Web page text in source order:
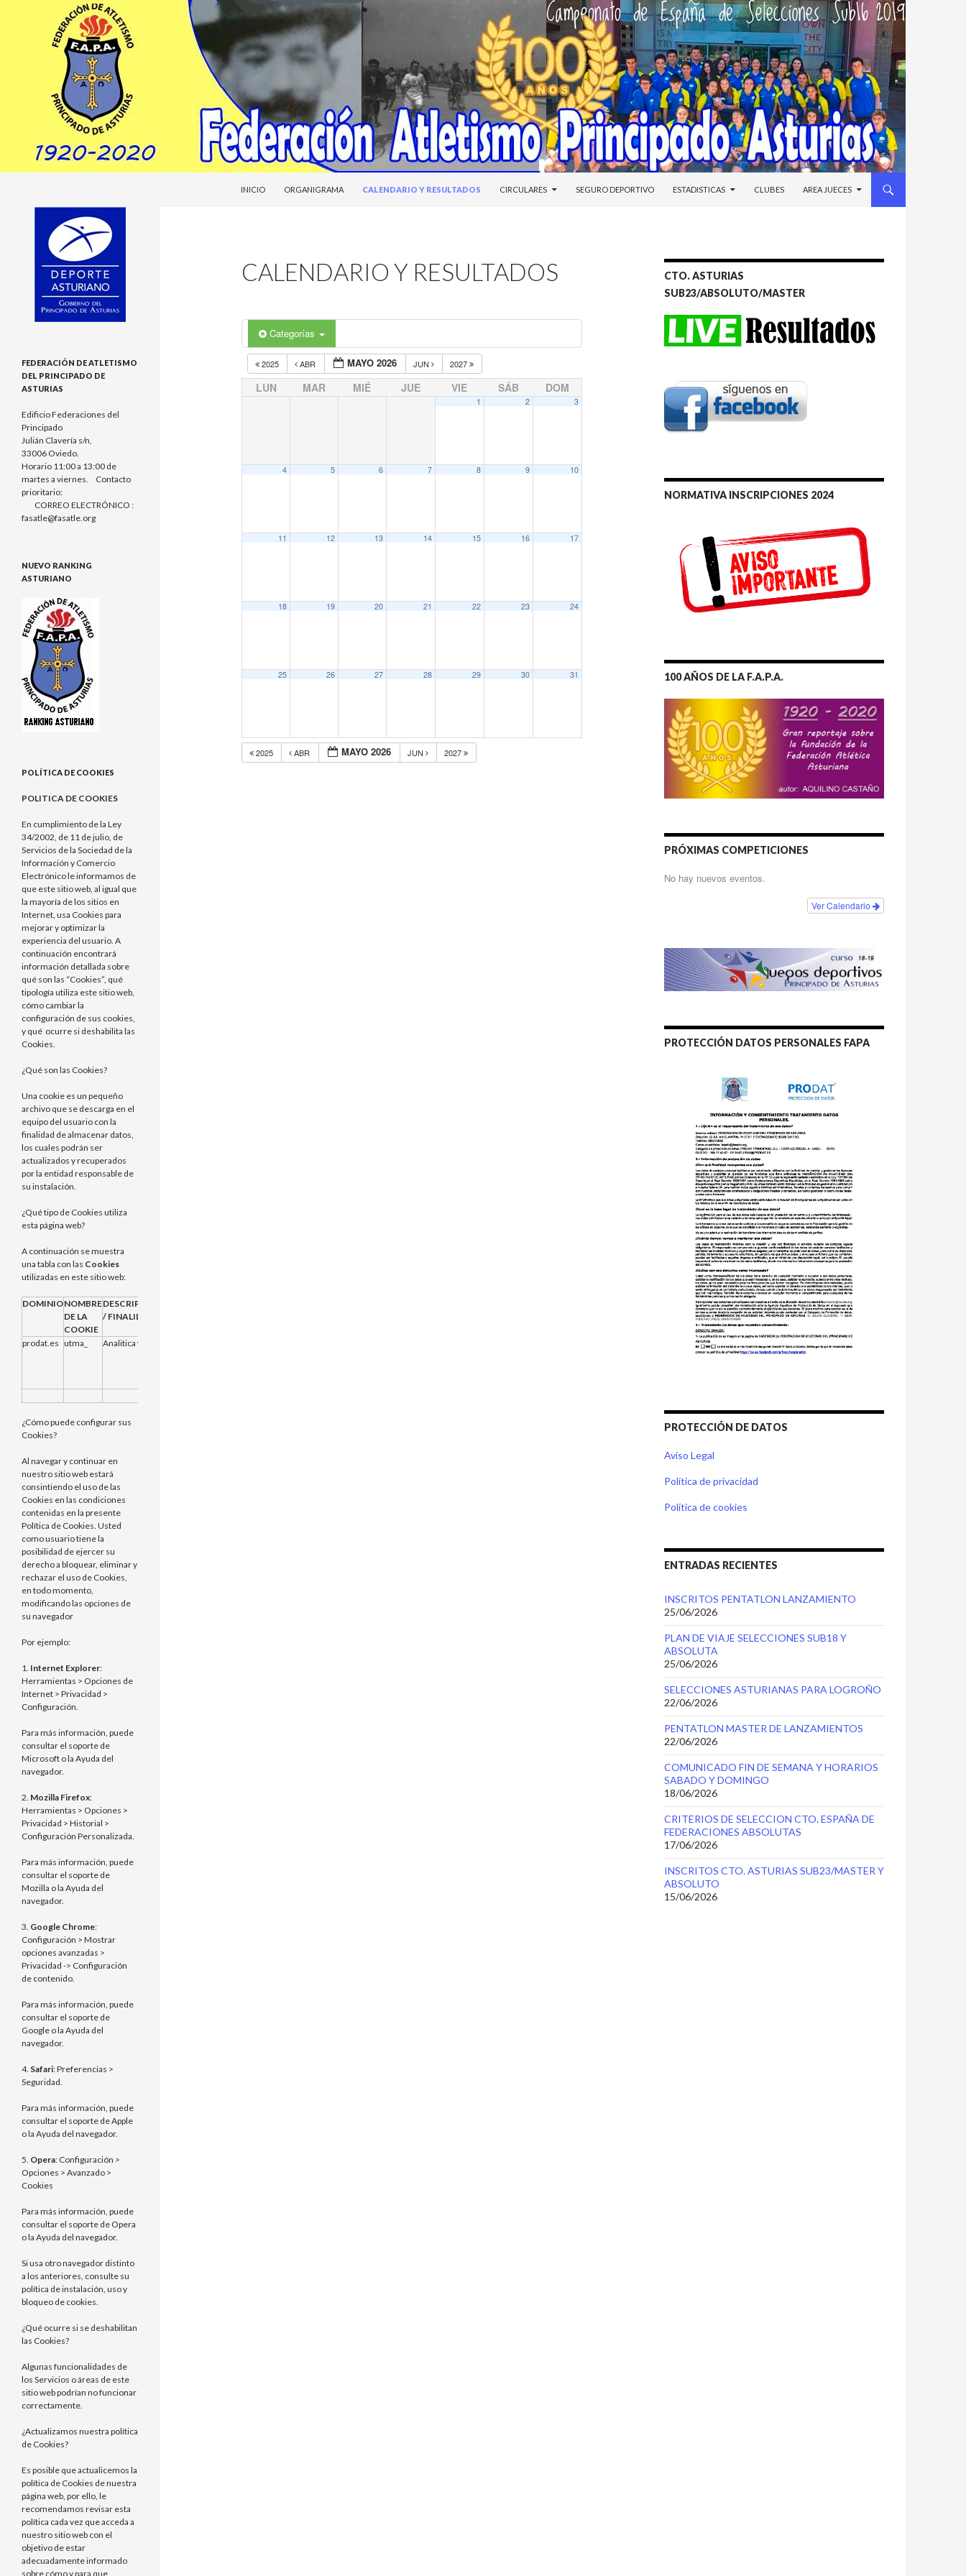
INICIO
ORGANIGRAMA CALENDARIO Y RESULTADOS CIRCULARES SEGURO DEPORTIVO ESTADISTICAS CLUBES AREA JUECES
CALENDARIO Y RESULTADOS
Categorías
2025 ABR MAYO 2026 JUN 2027
LUN MAR MIÉ JUE VIE SÁB DOM
1 2 3
4 5 6 7 8 9 10
11 12 13 14 15 16 17
18 19 20 21 22 23 24
25 26 27 28 29 30 31
2025 ABR MAYO 2026 JUN 2027
CTO. ASTURIAS
SUB23/ABSOLUTO/MASTER
NORMATIVA INSCRIPCIONES 2024
100 AÑOS DE LA F.A.P.A.
PRÓXIMAS COMPETICIONES
No hay nuevos eventos.
Ver Calendario
PROTECCIÓN DATOS PERSONALES FAPA
PROTECCIÓN DE DATOS
Aviso Legal
Política de privacidad
Política de cookies
ENTRADAS RECIENTES
INSCRITOS PENTATLON LANZAMIENTO
25/06/2026
PLAN DE VIAJE SELECCIONES SUB18 Y
ABSOLUTA
25/06/2026
SELECCIONES ASTURIANAS PARA LOGROÑO
22/06/2026
PENTATLON MASTER DE LANZAMIENTOS
22/06/2026
COMUNICADO FIN DE SEMANA Y HORARIOS
SABADO Y DOMINGO
18/06/2026
CRITERIOS DE SELECCION CTO. ESPAÑA DE
FEDERACIONES ABSOLUTAS
17/06/2026
INSCRITOS CTO. ASTURIAS SUB23/MASTER Y
ABSOLUTO
15/06/2026
FEDERACIÓN DE ATLETISMO
DEL PRINCIPADO DE
ASTURIAS
Edificio Federaciones del
Principado
Julián Clavería s/n,
33006 Oviedo.
Horario 11:00 a 13:00 de
martes a viernes. Contacto
prioritario:
CORREO ELECTRÓNICO :
fasatle@fasatle.org
NUEVO RANKING
ASTURIANO
POLÍTICA DE COOKIES
POLITICA DE COOKIES
En cumplimiento de la Ley
34/2002, de 11 de julio, de
Servicios de la Sociedad de la
Información y Comercio
Electrónico le informamos de
que este sitio web, al igual que
la mayoría de los sitios en
Internet, usa Cookies para
mejorar y optimizar la
experiencia del usuario. A
continuación encontrará
información detallada sobre
qué son las “Cookies”, qué
tipología utiliza este sitio web,
cómo cambiar la
configuración de sus cookies,
y qué ocurre si deshabilita las
Cookies.
¿Qué son las Cookies?
Una cookie es un pequeño
archivo que se descarga en el
equipo del usuario con la
finalidad de almacenar datos,
los cuales podrán ser
actualizados y recuperados
por la entidad responsable de
su instalación.
¿Qué tipo de Cookies utiliza
esta página web?
A continuación se muestra
una tabla con las Cookies
utilizadas en este sitio web:
DOMINIONOMBRE
DE LA
COOKIE
DESCRIPCION
/ FINALIDAD
prodat.es utma_ Analitica web
¿Cómo puede configurar sus
Cookies?
Al navegar y continuar en
nuestro sitio web estará
consintiendo el uso de las
Cookies en las condiciones
contenidas en la presente
Política de Cookies. Usted
como usuario tiene la
posibilidad de ejercer su
derecho a bloquear, eliminar y
rechazar el uso de Cookies,
en todo momento,
modificando las opciones de
su navegador
Por ejemplo:
1. Internet Explorer:
Herramientas > Opciones de
Internet > Privacidad >
Configuración.
Para más información, puede
consultar el soporte de
Microsoft o la Ayuda del
navegador.
2. Mozilla Firefox:
Herramientas > Opciones >
Privacidad > Historial >
Configuración Personalizada.
Para más información, puede
consultar el soporte de
Mozilla o la Ayuda del
navegador.
3. Google Chrome:
Configuración > Mostrar
opciones avanzadas >
Privacidad -> Configuración
de contenido.
Para más información, puede
consultar el soporte de
Google o la Ayuda del
navegador.
4. Safari: Preferencias >
Seguridad.
Para más información, puede
consultar el soporte de Apple
o la Ayuda del navegador.
5. Opera: Configuración >
Opciones > Avanzado >
Cookies
Para más información, puede
consultar el soporte de Opera
o la Ayuda del navegador.
Si usa otro navegador distinto
a los anteriores, consulte su
política de instalación, uso y
bloqueo de cookies.
¿Qué ocurre si se deshabilitan
las Cookies?
Algunas funcionalidades de
los Servicios o áreas de este
sitio web podrían no funcionar
correctamente.
¿Actualizamos nuestra política
de Cookies?
Es posible que actualicemos la
política de Cookies de nuestra
página web, por ello, le
recomendamos revisar esta
política cada vez que acceda a
nuestro sitio web con el
objetivo de estar
adecuadamente informado
sobre cómo y para que